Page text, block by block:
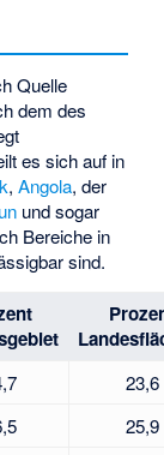
Quelle
dem des
es sich auf in
,Angola, der
und sogar
Bereiche in
sind.
23,6
25,9